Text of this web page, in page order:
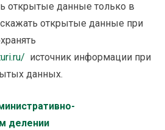
открытые данные только в
открытые данные при
источник информации при
данных.
делении